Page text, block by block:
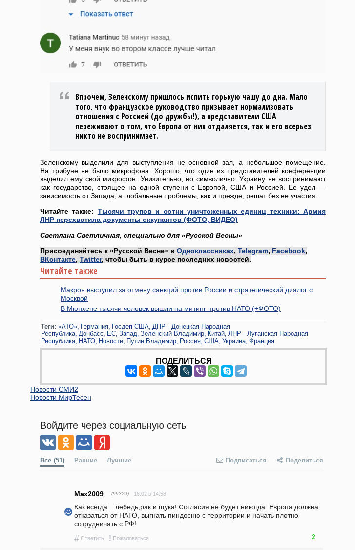
Впрочем, Зеленскому пришлось испить горькую чашу до дна. Мало
того, что французское руководство призывает нормализовать
отношения с Россией (до дружбы!), а представители США
переживают о том, что Европа от них отдаляется, так и его всерьез
никто не воспринимает.
Зеленскому выделили для выступления не основной зал, а небольшое помещение.
На трибуне не было микрофона. Хорошо, что один из представителей конференции
выделил ему свой микрофон. Унизительно, но символично. Украину не воспринимают
как государство, стоящее на одной ступени с Европой, США и Россией. Ее удел —
зависимость от Запада, а глобальные проблемы, как и прежде, решат без ее участия.
Читайте также: Тысячи трупов и сотни уничтоженных единиц техники: Армия
ЛНР перехватила документы оккупантов (ФОТО, ВИДЕО)
Светлана Светличная, специально для «Русской Весны»
Присоединяйтесь к «Русской Весне» в Одноклассниках, Telegram, Facebook,
ВКонтакте, Twitter, чтобы быть в курсе последних новостей.
Читайте также
Макрон выступил за отмену санкций против России и стратегический диалог с
Москвой
В Мюнхене тысячи человек вышли на митинг против НАТО (+ФОТО)
Теги: «АТО» Германия Госдеп США ДНР - Донецкая Народная
Республика Донбасс ЕС Запад Зеленский Владимир Китай ЛНР - Луганская Народная
Республика НАТО Новости Путин Владимир Россия США Украина Франция
ПОДЕЛИТЬСЯ
Новости СМИ2
Новости МирТесен
Войдите через социальную сеть
Все (51) Ранние Лучшие Подписаться Поделиться
Max2009 — (99329) 16.02 в 14:58
Как всегда... лебедь,рак и щука! Согласия не будет никогда: Европа должна
отказаться от НАТО, выгнать пиндосню с территории и начать плотно
сотрудничать с РФ!
# Ответить ! Пожаловаться 2